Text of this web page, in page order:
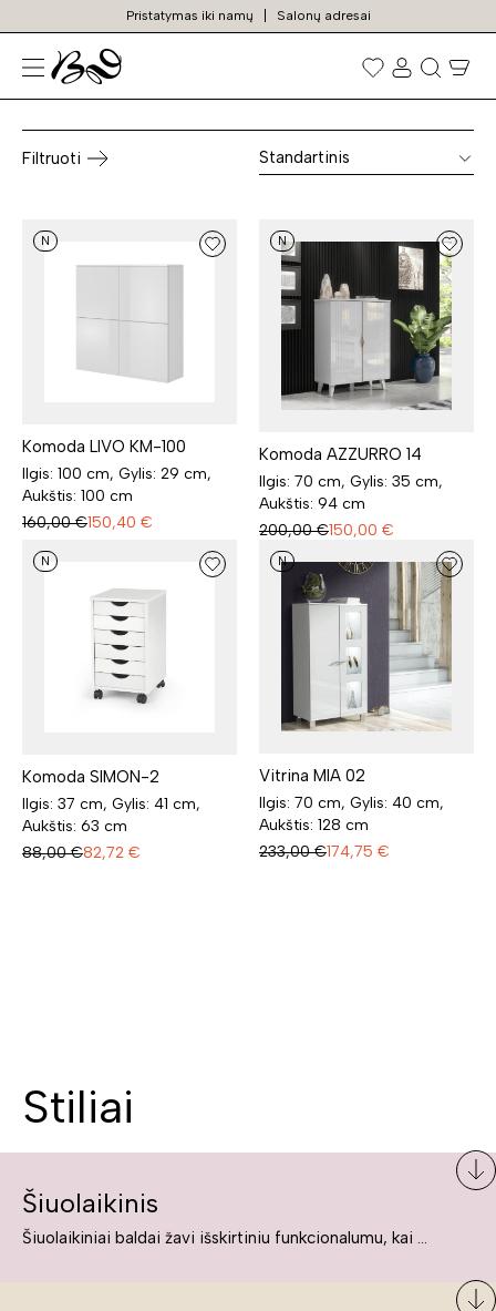
Pristatymas iki namų Salonų adresai
Prekių
paieška
Baltos komodos
Filtruoti Standartinis
N
Komoda LIVO KM-100
Ilgis: 100 cm, Gylis: 29 cm,
Aukštis: 100 cm
160,00 €150,40 €
N
Komoda AZZURRO 14
Ilgis: 70 cm, Gylis: 35 cm,
Aukštis: 94 cm
200,00 €150,00 €
N
Komoda SIMON-2
Ilgis: 37 cm, Gylis: 41 cm,
Aukštis: 63 cm
88,00 €82,72 €
N
Vitrina MIA 02
Ilgis: 70 cm, Gylis: 40 cm,
Aukštis: 128 cm
233,00 €174,75 €
Stiliai
Šiuolaikinis
Šiuolaikiniai baldai žavi išskirtiniu funkcionalumu, kai kurie jų pelnytai net pavadinami meno kūriniais, nes jie tikrai yra išskirtiniai, originalūs ir puikiai atliepiantys į šiuolaikinių žmonių poreikius bei gyvenimo būdo ypatumus.